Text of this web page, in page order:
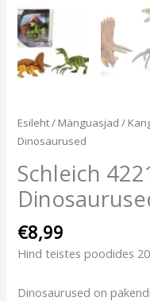
Esileht/ Mänguasjad /
Dinosaurused
Schleich
€8,99
Hind teistes poodides
Dinosaurused on